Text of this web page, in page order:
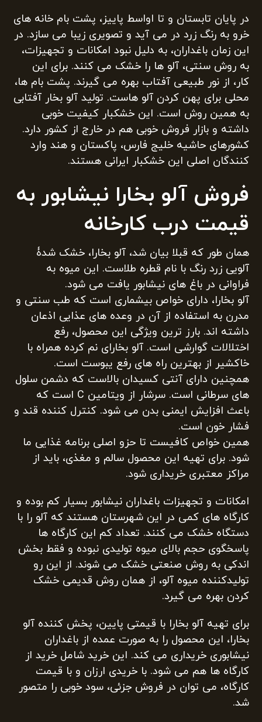
در پایان تابستان و تا اواسط پاییز، پشت بام خانه های
خرو به رنگ زرد در می آید و تصویری زیبا می سازد. در
این زمان باغداران، به دلیل نبود امکانات و تجهیزات،
به روش سنتی، آلو ها را خشک می کنند. برای این
کار، از نور طبیعی آفتاب بهره می گیرند. پشت بام ها،
محلی برای پهن کردن آلو هاست. تولید آلو بخار آفتابی
به همین روش است. این خشکبار کیفیت خوبی
داشته و بازار فروش خوبی هم در خارج از کشور دارد.
کشورهای حاشیه خلیج فارس، پاکستان و هند وارد
کنندگان اصلی این خشکبار ایرانی هستند.
فروش آلو بخارا نیشابور به
قیمت درب کارخانه
همان طور که قبلا بیان شد، آلو بخارا، خشک شدۀ
آلویی زرد رنگ با نام قطره طلاست. این میوه به
فراوانی در باغ های نیشابور یافت می شود.
آلو بخارا، دارای خواص بیشماری است که طب سنتی و
مدرن به استفاده از آن در وعده های عذایی اذعان
داشته اند. بارز ترین ویژگی این محصول، رفع
اختلالات گوارشی است. آلو بخارای نم کرده همراه با
خاکشیر از بهترین راه های رفع یبوست است.
همچنین دارای آنتی کسیدان بالاست که دشمن سلول
های سرطانی است. سرشار از ویتامین C است که
باعث افزایش ایمنی بدن می شود. کنترل کننده قند و
فشار خون است.
همین خواص کافیست تا حزو اصلی برنامه غذایی ما
شود. برای تهیه این محصول سالم و مغذی، باید از
مراکز معتبری خریداری شود.
امکانات و تجهیزات باغداران نیشابور بسیار کم بوده و
کارگاه های کمی در این شهرستان هستند که آلو را با
دستگاه خشک می کنند. تعداد کم این کارگاه ها
پاسخگوی حجم بالای میوه تولیدی نبوده و فقط بخش
اندکی به روش صنعتی خشک می شوند. از این رو
تولیدکننده میوه آلو، از همان روش قدیمی خشک
کردن بهره می گیرد.
برای تهیه آلو بخارا با قیمتی پایین، پخش کننده آلو
بخارا، این محصول را به صورت عمده از باغداران
نیشابوری خریداری می کند. این خرید شامل خرید از
کارگاه ها هم می شود. با خریدی ارزان و با قیمت
کارگاه، می توان در فروش جزئی، سود خوبی را متصور
شد.